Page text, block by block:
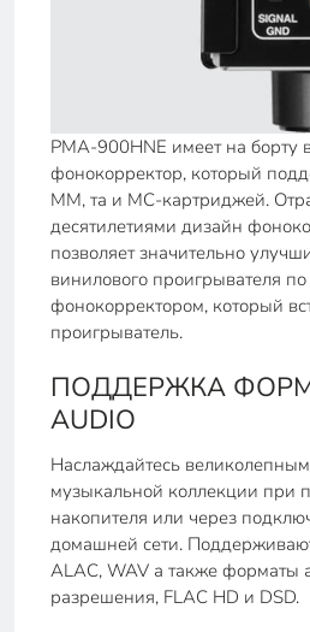
PMA-900HNE имеет на борту
фонокорректор, который
ММ, та и МС-картриджей.
десятилетиями дизайн
позволяет значительно
винилового проигрывателя
фонокорректором, который
проигрыватель.
ПОДДЕРЖКА
AUDIO
Наслаждайтесь
музыкальной коллекции при
накопителя или через
домашней сети.
ALAC, WAV а также форматы
разрешения, FLAC HD и DSD.